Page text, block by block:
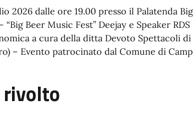
2026 dalle ore 19.00 presso il Palatenda
“Big Beer Music Fest” Deejay e Speaker
a cura della ditta Devoto Spettacoli
– Evento patrocinato dal Comune di
rivolto